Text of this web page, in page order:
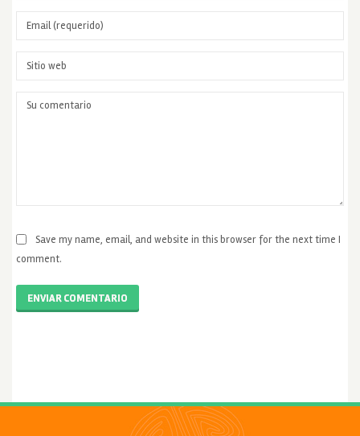
Save my name, email, and website in this browser for the next time I
comment.
ENVIAR COMENTARIO